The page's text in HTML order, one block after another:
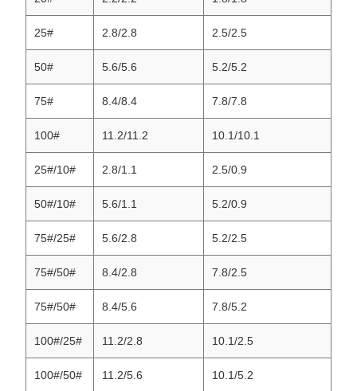
25# 2.8/2.8 2.5/2.5
50# 5.6/5.6 5.2/5.2
75# 8.4/8.4 7.8/7.8
100# 11.2/11.2 10.1/10.1
25#/10# 2.8/1.1 2.5/0.9
50#/10# 5.6/1.1 5.2/0.9
75#/25# 5.6/2.8 5.2/2.5
75#/50# 8.4/2.8 7.8/2.5
75#/50# 8.4/5.6 7.8/5.2
100#/25# 11.2/2.8 10.1/2.5
100#/50# 11.2/5.6 10.1/5.2